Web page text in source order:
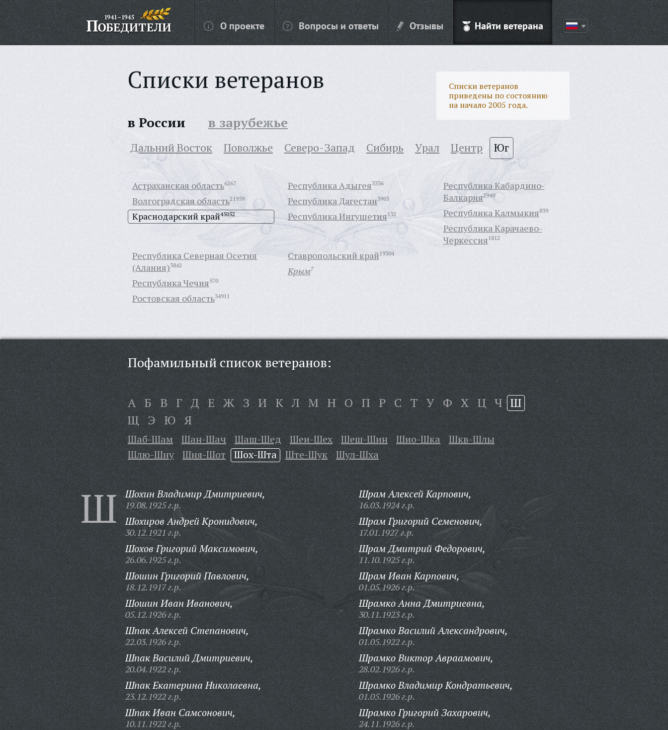
О проекте Вопросы и ответы Отзывы Найти ветерана
Списки ветеранов
Списки ветеранов
приведены по состоянию
на начало 2005 года.
в России в зарубежье
Дальний Восток Поволжье Северо-Запад Сибирь Урал Центр Юг
Астраханская область6267
Волгоградская область21959
Краснодарский край45052
Республика Адыгея3336
Республика Дагестан3905
Республика Ингушетия132
Республика Кабардино-
Балкария2940
Республика Калмыкия839
Республика Карачаево-
Черкессия1812
Республика Северная Осетия
(Алания)3842
Республика Чечня570
Ростовская область34911
Ставропольский край 19304
Крым7
Пофамильный список ветеранов:
А Б В Г Д Е Ж З И К Л М Н О П Р С Т У Ф Х Ц Ч Ш
Щ Э Ю Я
Шаб-Шам Шан-Шач Шаш-Шед Шеи-Шех Шеш-Шин Шио-Шка
Шкв-Шлы
Шлю-Шну
Шня-Шот Шох-Шта Ште-Шук Шул-Шха
Ш Шохин Владимир Дмитриевич,
19.08.1925 г.р.
Шохиров Андрей Кронидович,
30.12.1921 г.р.
Шохов Григорий Максимович,
26.06.1925 г.р.
Шошин Григорий Павлович,
18.12.1917 г.р.
Шошин Иван Иванович,
05.12.1926 г.р.
Шпак Алексей Степанович,
22.03.1926 г.р.
Шпак Василий Дмитриевич,
20.04.1922 г.р.
Шпак Екатерина Николаевна,
23.12.1922 г.р.
Шпак Иван Самсонович,
10.11.1922 г.р.
Шрам Алексей Карпович,
16.03.1924 г.р.
Шрам Григорий Семенович,
17.01.1927 г.р.
Шрам Дмитрий Федорович,
11.10.1925 г.р.
Шрам Иван Карпович,
01.05.1926 г.р.
Шрамко Анна Дмитриевна,
30.11.1923 г.р.
Шрамко Василий Александрович,
01.05.1922 г.р.
Шрамко Виктор Авраамович,
28.02.1926 г.р.
Шрамко Владимир Кондратьевич,
01.05.1926 г.р.
Шрамко Григорий Захарович,
24.11.1926 г.р.